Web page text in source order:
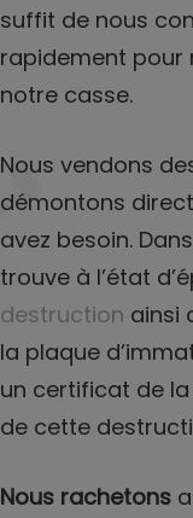
suffit de nous
rapidement pour
notre casse.
Nous vendons
démontons
avez besoin.
trouve à l’état
destruction ainsi
la plaque
un certificat de
de cette
Nous rachetons